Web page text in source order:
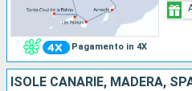
Pagamento in 4X
ISOLE CANARIE, MADERA,